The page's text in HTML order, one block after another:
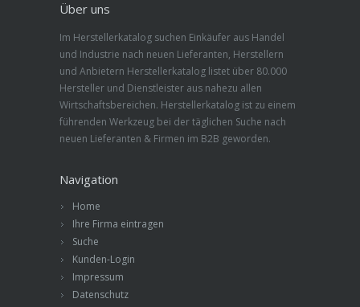
Über uns
Im Herstellerkatalog suchen Einkäufer aus Handel
und Industrie nach neuen Lieferanten, Herstellern
und Anbietern Herstellerkatalog listet über 80.000
Hersteller und Dienstleister aus nahezu allen
Wirtschaftsbereichen. Herstellerkatalog ist zu einem
führenden Werkzeug bei der täglichen Suche nach
neuen Lieferanten & Firmen im B2B geworden.
Navigation
Home
Ihre Firma eintragen
Suche
Kunden-Login
Impressum
Datenschutz